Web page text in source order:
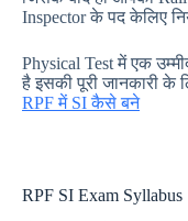
Inspector के पद केलिए
Physical Test में एक
है इसकी पूरी जानकारी
RPF में SI कैसे बने
RPF SI Exam Syllabus